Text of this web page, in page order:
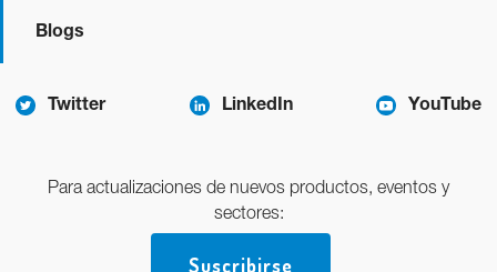
Blogs
Twitter LinkedIn YouTube
Para actualizaciones de nuevos productos, eventos y
sectores:
Suscribirse